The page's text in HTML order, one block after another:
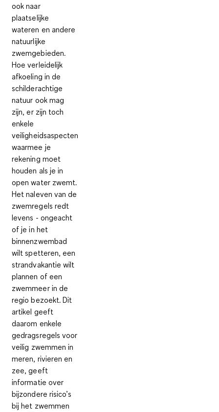
ook naar
plaatselijke
wateren en andere
natuurlijke
zwemgebieden.
Hoe verleidelijk
afkoeling in de
schilderachtige
natuur ook mag
zijn, er zijn toch
enkele
veiligheidsaspecten
waarmee je
rekening moet
houden als je in
open water zwemt.
Het naleven van de
zwemregels redt
levens - ongeacht
of je in het
binnenzwembad
wilt spetteren, een
strandvakantie wilt
plannen of een
zwemmeer in de
regio bezoekt. Dit
artikel geeft
daarom enkele
gedragsregels voor
veilig zwemmen in
meren, rivieren en
zee, geeft
informatie over
bijzondere risico’s
bij het zwemmen